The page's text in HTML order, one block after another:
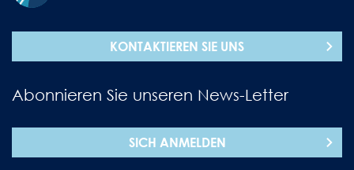
KONTAKTIEREN SIE UNS
Abonnieren Sie unseren News-Letter
SICH ANMELDEN